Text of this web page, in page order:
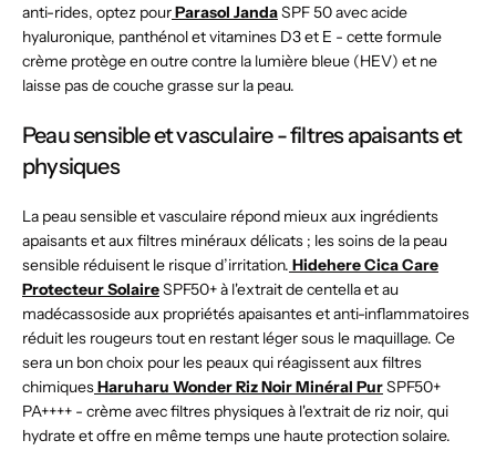
anti-rides, optez pourParasol JandaSPF 50 avec acide
hyaluronique, panthénol et vitamines D3 et E - cette formule
crème protège en outre contre la lumière bleue (HEV) et ne
laisse pas de couche grasse sur la peau.
Peau sensible et vasculaire - filtres apaisants et
physiques
La peau sensible et vasculaire répond mieux aux ingrédients
apaisants et aux filtres minéraux délicats ; les soins de la peau
sensible réduisent le risque d’irritation. Hidehere Cica Care
Protecteur SolaireSPF50+ à l'extrait de centella et au
madécassoside aux propriétés apaisantes et anti-inflammatoires
réduit les rougeurs tout en restant léger sous le maquillage. Ce
sera un bon choix pour les peaux qui réagissent aux filtres
chimiquesHaruharu Wonder Riz Noir Minéral PurSPF50+
PA++++ - crème avec filtres physiques à l'extrait de riz noir, qui
hydrate et offre en même temps une haute protection solaire.